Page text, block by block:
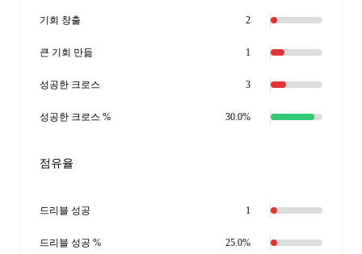
기회 창출 2
큰 기회 만듦 1
성공한 크로스 3
성공한 크로스 % 30.0%
점유율
드리블 성공 1
드리블 성공 % 25.0%